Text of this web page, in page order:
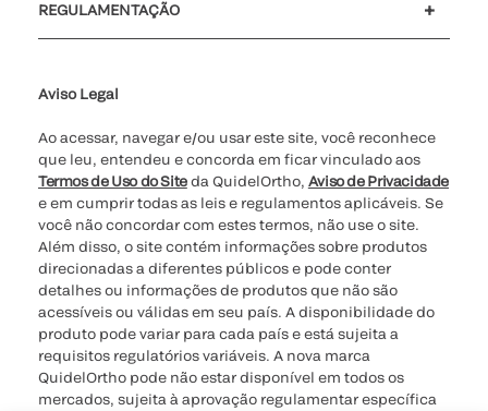
REGULAMENTAÇÃO
Aviso Legal
Ao acessar, navegar e/ou usar este site, você reconhece
que leu, entendeu e concorda em ficar vinculado aos
Termos de Uso do Siteda QuidelOrtho, Aviso de Privacidade
e em cumprir todas as leis e regulamentos aplicáveis. Se
você não concordar com estes termos, não use o site.
Além disso, o site contém informações sobre produtos
direcionadas a diferentes públicos e pode conter
detalhes ou informações de produtos que não são
acessíveis ou válidas em seu país. A disponibilidade do
produto pode variar para cada país e está sujeita a
requisitos regulatórios variáveis. A nova marca
QuidelOrtho pode não estar disponível em todos os
mercados, sujeita à aprovação regulamentar específica